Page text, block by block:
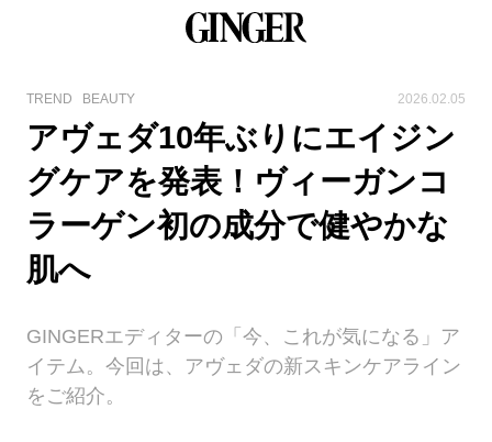
TREND BEAUTY 2026.02.05
アヴェダ10年ぶりにエイジン
グケアを発表！ヴィーガンコ
ラーゲン初の成分で健やかな
肌へ
GINGERエディターの「今、これが気になる」ア
イテム。今回は、アヴェダの新スキンケアライン
をご紹介。